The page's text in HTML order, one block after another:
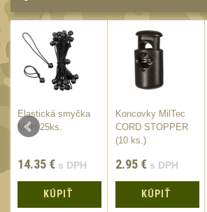
Lékárničky
Na přežití
Ostatní44
(596)
Adaptéry a risery
Boční montáže
Montáže pro optiku 179
Elastická smyčka
MFH 25ks.
14.35 € s DPH
KÚPIŤ
Koncovky MilTec
CORD STOPPER
(10 ks.)
2.95 € s DPH
KÚPIŤ